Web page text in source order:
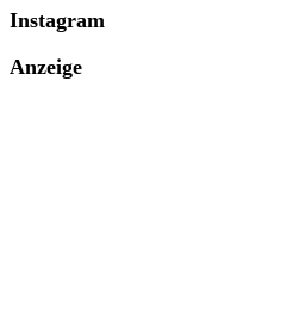
Instagram
Anzeige